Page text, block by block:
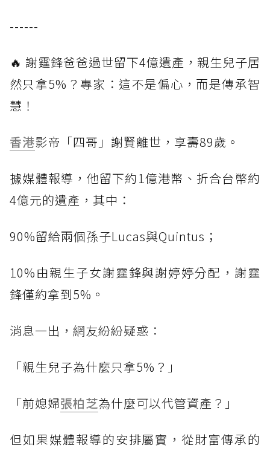
------
🔥 謝霆鋒爸爸過世留下4億遺產，親生兒子居
然只拿5%？專家：這不是偏心，而是傳承智
慧！
香港影帝「四哥」謝賢離世，享壽89歲。
據媒體報導，他留下約1億港幣、折合台幣約
4億元的遺產，其中：
90%留給兩個孫子Lucas與Quintus；
10%由親生子女謝霆鋒與謝婷婷分配，謝霆
鋒僅約拿到5%。
消息一出，網友紛紛疑惑：
「親生兒子為什麼只拿5%？」
「前媳婦張柏芝為什麼可以代管資產？」
但如果媒體報導的安排屬實，從財富傳承的